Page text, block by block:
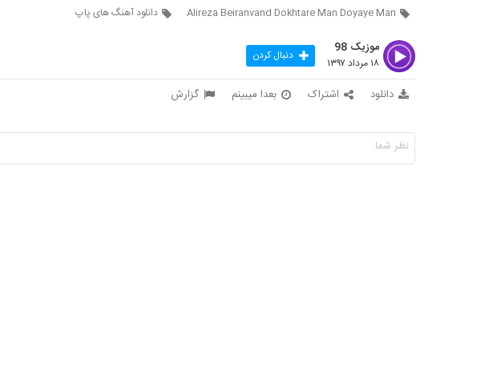
Alireza Beiranvand Dokhtare Man Doyaye Man
دانلود آهنگ های پاپ
موزیک 98
۱۸ مرداد ۱۳۹۷ دنبال کردن
دانلود اشتراک بعدا میبینم گزارش